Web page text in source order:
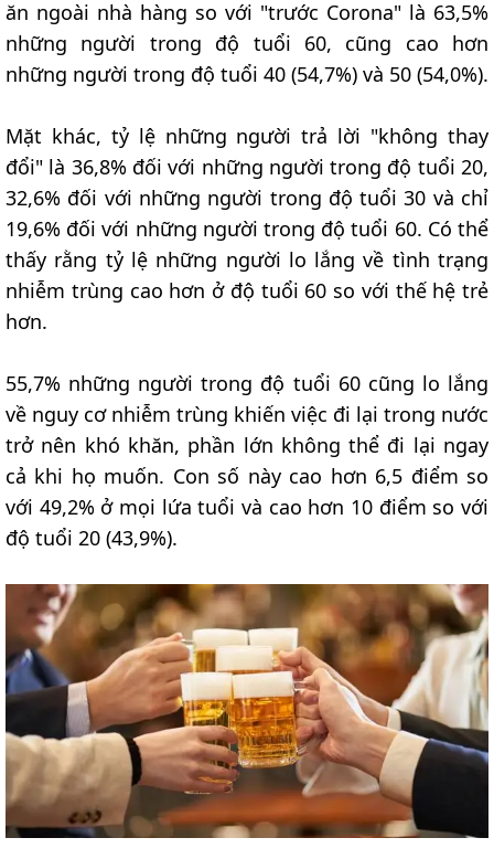
ăn ngoài nhà hàng so với "trước Corona" là 63,5%
những người trong độ tuổi 60, cũng cao hơn
những người trong độ tuổi 40 (54,7%) và 50 (54,0%).
Mặt khác, tỷ lệ những người trả lời "không thay
đổi" là 36,8% đối với những người trong độ tuổi 20,
32,6% đối với những người trong độ tuổi 30 và chỉ
19,6% đối với những người trong độ tuổi 60. Có thể
thấy rằng tỷ lệ những người lo lắng về tình trạng
nhiễm trùng cao hơn ở độ tuổi 60 so với thế hệ trẻ
hơn.
55,7% những người trong độ tuổi 60 cũng lo lắng
về nguy cơ nhiễm trùng khiến việc đi lại trong nước
trở nên khó khăn, phần lớn không thể đi lại ngay
cả khi họ muốn. Con số này cao hơn 6,5 điểm so
với 49,2% ở mọi lứa tuổi và cao hơn 10 điểm so với
độ tuổi 20 (43,9%).